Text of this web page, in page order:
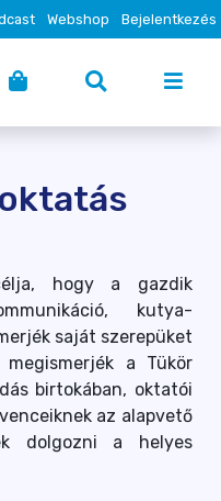
Webshop Bejelentkezés
hogy a gazdik
kutya-
saját szerepüket
a Tükör
birtokában, oktatói
az alapvető
dolgozni a helyes